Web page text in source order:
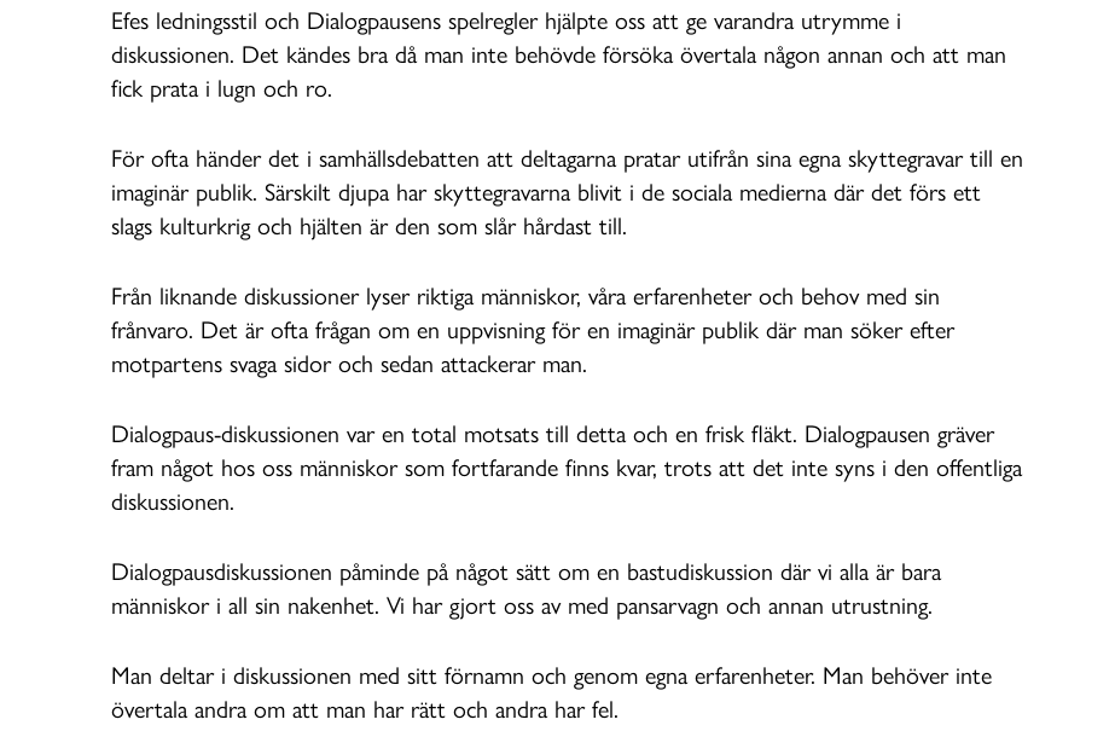
Efes ledningsstil och Dialogpausens spelregler hjälpte oss att ge varandra utrymme i
diskussionen. Det kändes bra då man inte behövde försöka övertala någon annan och att man
fick prata i lugn och ro.
För ofta händer det i samhällsdebatten att deltagarna pratar utifrån sina egna skyttegravar till en
imaginär publik. Särskilt djupa har skyttegravarna blivit i de sociala medierna där det förs ett
slags kulturkrig och hjälten är den som slår hårdast till.
Från liknande diskussioner lyser riktiga människor, våra erfarenheter och behov med sin
frånvaro. Det är ofta frågan om en uppvisning för en imaginär publik där man söker efter
motpartens svaga sidor och sedan attackerar man.
Dialogpaus-diskussionen var en total motsats till detta och en frisk fläkt. Dialogpausen gräver
fram något hos oss människor som fortfarande finns kvar, trots att det inte syns i den offentliga
diskussionen.
Dialogpausdiskussionen påminde på något sätt om en bastudiskussion där vi alla är bara
människor i all sin nakenhet. Vi har gjort oss av med pansarvagn och annan utrustning.
Man deltar i diskussionen med sitt förnamn och genom egna erfarenheter. Man behöver inte
övertala andra om att man har rätt och andra har fel.